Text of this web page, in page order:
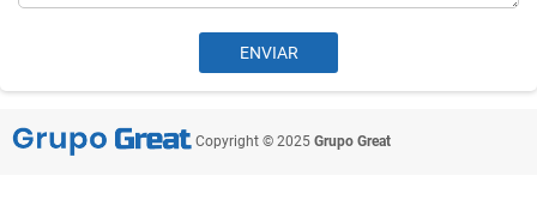
Copyright © 2025 Grupo Great